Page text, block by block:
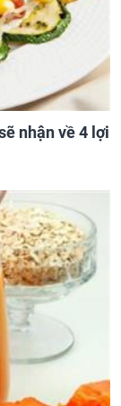
nhận về 4 lợi